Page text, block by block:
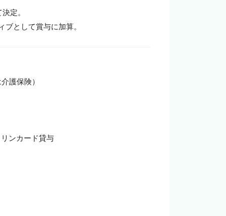
定。
として賞与に加算。
護保険）
ンカード貸与